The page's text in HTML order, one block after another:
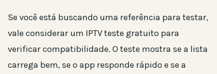
Se você está buscando uma referência para testar,
vale considerar um IPTV teste gratuito para
verificar compatibilidade. O teste mostra se a lista
carrega bem, se o app responde rápido e se a